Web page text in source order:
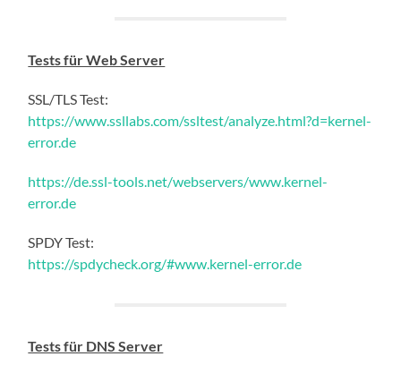
Tests für Web Server
SSL/TLS Test:
https://www.ssllabs.com/ssltest/analyze.html?d=kernel-
error.de
https://de.ssl-tools.net/webservers/www.kernel-
error.de
SPDY Test:
https://spdycheck.org/#www.kernel-error.de
Tests für DNS Server